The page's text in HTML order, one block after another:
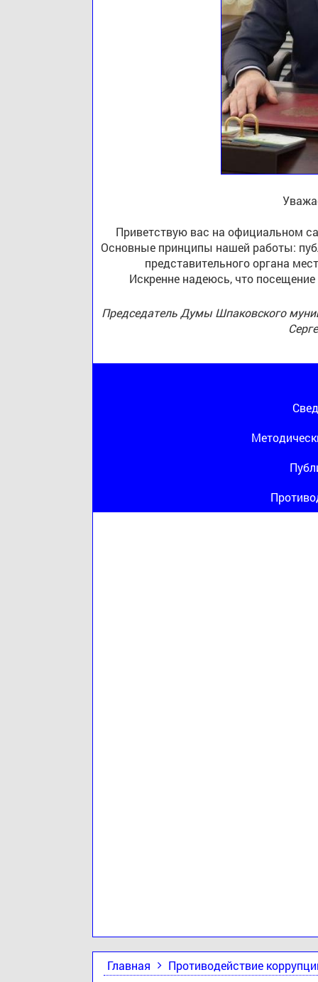
Приветствую вас на официальном
Основные принципы нашей работы:
представительного органа
Искренне надеюсь, что
Председатель Думы Шпаковского
Главная Противодействие